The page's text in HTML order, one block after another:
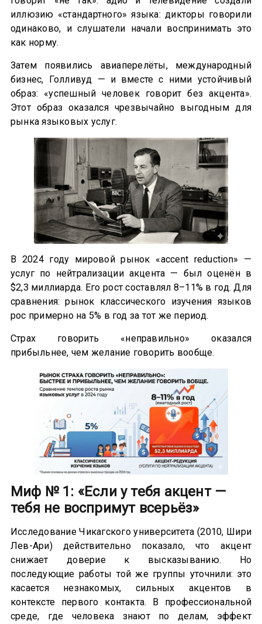
иллюзию «стандартного» языка: дикторы говорили
одинаково, и слушатели начали воспринимать это
как норму.
Затем появились авиаперелёты, международный
бизнес, Голливуд — и вместе с ними устойчивый
образ: «успешный человек говорит без акцента».
Этот образ оказался чрезвычайно выгодным для
рынка языковых услуг.
В 2024 году мировой рынок «accent reduction» —
услуг по нейтрализации акцента — был оценён в
$2,3 миллиарда. Его рост составлял 8–11% в год. Для
сравнения: рынок классического изучения языков
рос примерно на 5% в год за тот же период.
Страх говорить «неправильно» оказался
прибыльнее, чем желание говорить вообще.
Миф № 1: «Если у тебя акцент —
тебя не воспримут всерьёз»
Исследование Чикагского университета (2010, Шири
Лев-Ари) действительно показало, что акцент
снижает доверие к высказыванию. Но
последующие работы той же группы уточнили: это
касается незнакомых, сильных акцентов в
контексте первого контакта. В профессиональной
среде, где человека знают по делам, эффект